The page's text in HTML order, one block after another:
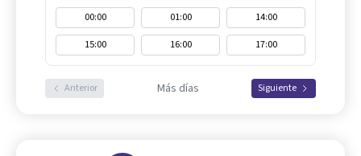
00:00 01:00
14:00
15:00
16:00 17:00
Anterior Más días Siguiente